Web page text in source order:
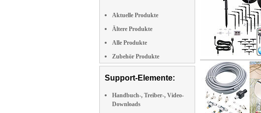
Aktuelle Produkte
Ältere Produkte
Alle Produkte
Zubehör Produkte
Support-Elemente:
Handbuch-, Treiber-, Video-
Downloads